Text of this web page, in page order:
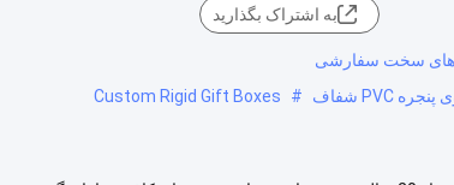
به اشتراک بگذارید
های سخت سفارشی
#
Custom Rigid Gift Boxes